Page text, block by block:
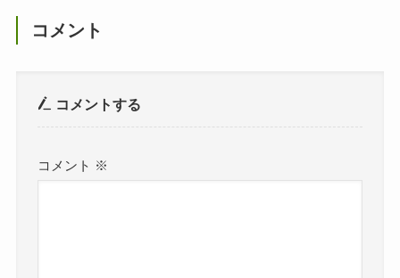
コメント
コメントする
コメント ※